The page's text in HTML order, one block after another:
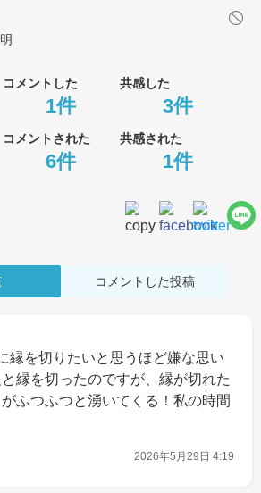
コメントした 共感した
1件 3件
コメントされた 共感された
6件 1件
コメントした投稿
縁を切りたいと思うほど嫌な思い
縁を切ったのですが、縁が切れた
ふつふつと湧いてくる！私の時間
2026年5月29日 4:19